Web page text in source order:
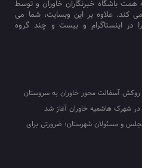
همت باشگاه خبرنگاران خاوران و توسط
کند. علاوه بر این وبسایت، شما می
در اینستاگرام و بیست و چند گروه
روکش آسفالت محور خاوران به سروستان
شهرک هاشمیه خاوران آغاز شد
و مسئولان شهرستان؛ ضرورتی برای